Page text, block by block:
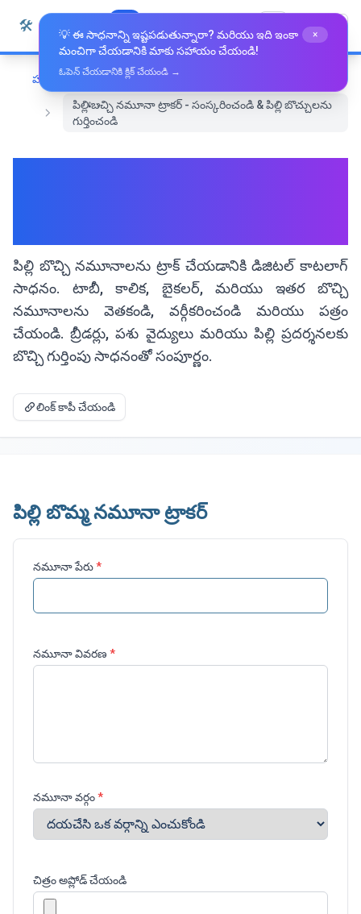
కంటెంట్‌కు వెళ్లండి
🛠️ Whiz Tools తెలుగు
హోమ్
ప్రత్యేక సాధనాలు
పిల్లి బොచ్చి నమూనా ట్రాకర్ - సంస్కరించండి & పిల్లి బొచ్చులను
గుర్తించండి
పిల్లి బొచ్చి నమూనాలను ట్రాక్ చేయడానికి డిజిటల్ కాటలాగ్
సాధనం. టాబీ, కాలిక, బైకలర్, మరియు ఇతర బొచ్చి
నమూనాలను వెతకండి, వర్గీకరించండి మరియు పత్రం
చేయండి. బ్రీడర్లు, పశు వైద్యులు మరియు పిల్లి ప్రదర్శనలకు
బొచ్చి గుర్తింపు సాధనంతో సంపూర్ణం.
లింక్ కాపీ చేయండి
పిల్లి బొమ్మ నమూనా ట్రాకర్
నమూనా పేరు*
నమూనా వివరణ *
నమూనా వర్గం*
చిత్రం అప్లోడ్ చేయండి
💡 ఈ సాధనాన్ని ఇష్టపడుతున్నారా? మరియు ఇది ఇంకా
మంచిగా చేయడానికి మాకు సహాయం చేయండి!
×
ఓపెన్ చేయడానికి క్లిక్ చేయండి →